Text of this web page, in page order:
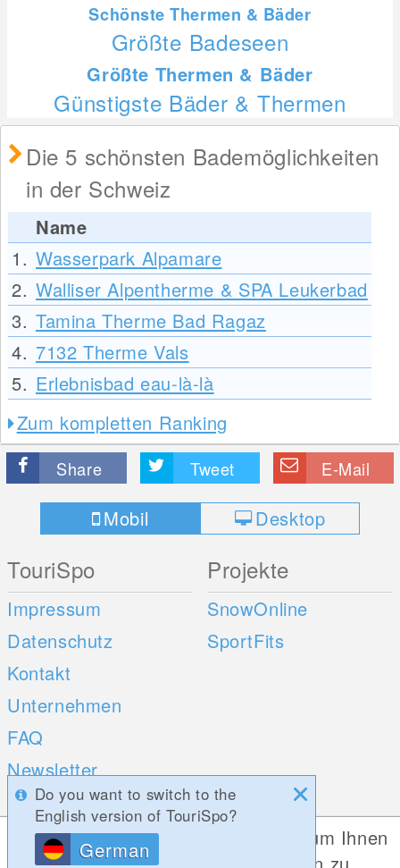
Schönste Thermen & Bäder
Größte Badeseen
Größte Thermen & Bäder
Günstigste Bäder & Thermen
Die 5 schönsten Bademöglichkeiten
in der Schweiz
Name
1. Wasserpark Alpamare
2. Walliser Alpentherme & SPA Leukerbad
3. Tamina Therme Bad Ragaz
4. 7132 Therme Vals
5. Erlebnisbad eau-là-là
Zum kompletten Ranking
Share Tweet E-Mail
Mobil Desktop
TouriSpo
Impressum
Datenschutz
Kontakt
Unternehmen
FAQ
Newsletter
Umfragen
Projekte
SnowOnline
SportFits
Mobile Apps Social Web
Do you want to switch to the
English version of TouriSpo?
German
Diese Website verwendet Cookies, um Ihnen